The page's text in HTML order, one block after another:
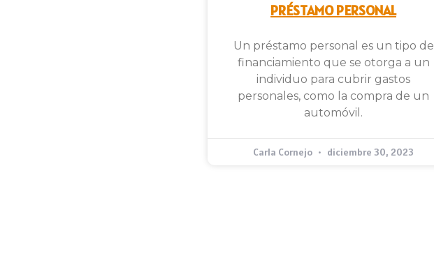
PRÉSTAMO PERSONAL
Un préstamo personal es un tipo de
financiamiento que se otorga a un
individuo para cubrir gastos
personales, como la compra de un
automóvil.
Carla Cornejo diciembre 30, 2023